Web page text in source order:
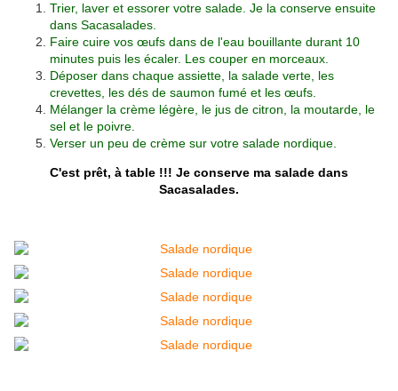
Trier, laver et essorer votre salade. Je la conserve ensuite
dans Sacasalades.
Faire cuire vos œufs dans de l'eau bouillante durant 10
minutes puis les écaler. Les couper en morceaux.
Déposer dans chaque assiette, la salade verte, les
crevettes, les dés de saumon fumé et les œufs.
Mélanger la crème légère, le jus de citron, la moutarde, le
sel et le poivre.
Verser un peu de crème sur votre salade nordique.
C'est prêt, à table !!! Je conserve ma salade dans
Sacasalades.